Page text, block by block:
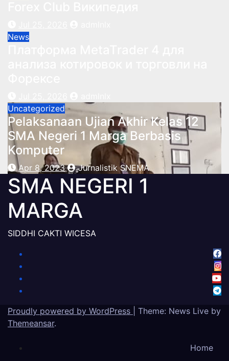
News
Uncategorized
Pelaksanaan Ujian Akhir Kelas 12
SMA Negeri 1 Marga Berbasis
Komputer
Apr 8, 2023 Jurnalistik SNEMA
SMA NEGERI 1
MARGA
SIDDHI CAKTI WICESA
Proudly powered by WordPress
Theme: News Live by
Themeansar.
Home